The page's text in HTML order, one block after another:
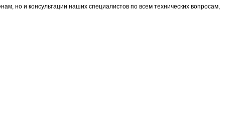
но и консультации наших специалистов по всем технических вопросам,